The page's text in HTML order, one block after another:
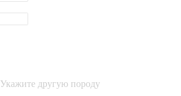
Укажите другую породу